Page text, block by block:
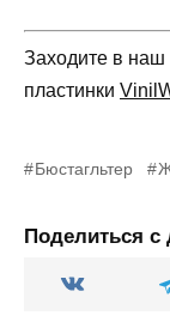
Заходите в наш
пластинки
Бюстагльтер
Поделиться с